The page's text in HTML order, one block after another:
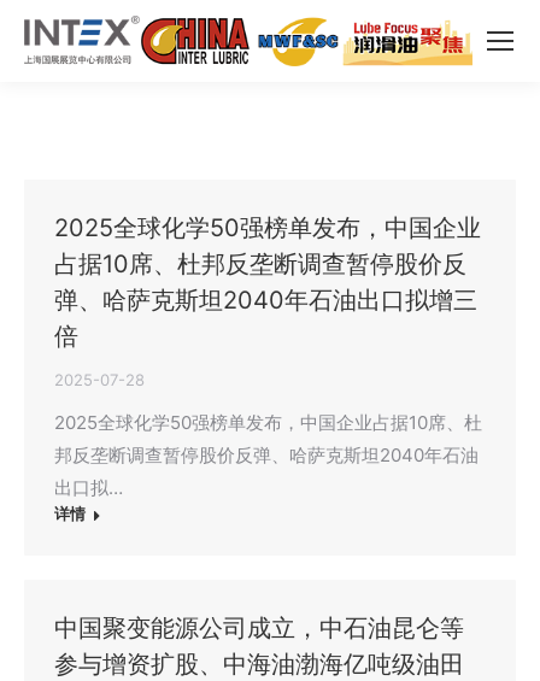
2025全球化学50强榜单发布，中国企业
占据10席、杜邦反垄断调查暂停股价反
弹、哈萨克斯坦2040年石油出口拟增三
倍
2025-07-28
2025全球化学50强榜单发布，中国企业占据10席、杜
邦反垄断调查暂停股价反弹、哈萨克斯坦2040年石油
出口拟…
详情
中国聚变能源公司成立，中石油昆仑等
参与增资扩股、中海油渤海亿吨级油田